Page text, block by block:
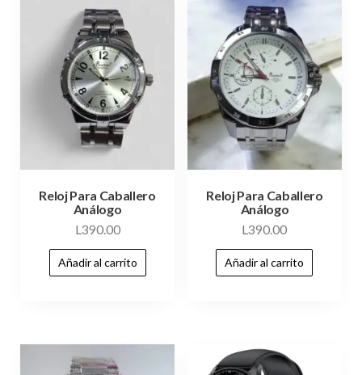
Reloj Para Caballero
Análogo
L 390.00
Añadir al carrito
Reloj Para Caballero
Análogo
L390.00
Añadir al carrito